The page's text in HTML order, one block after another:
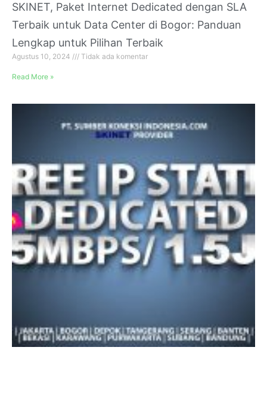
SKINET, Paket Internet Dedicated dengan SLA
Terbaik untuk Data Center di Bogor: Panduan
Lengkap untuk Pilihan Terbaik
Agustus 10, 2024 Tidak ada komentar
Read More »